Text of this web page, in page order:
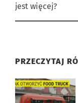
jest więcej?
PRZECZYTAJ